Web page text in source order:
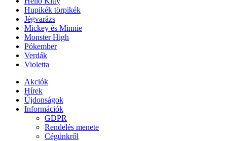
Hupikék törpikék
Jégvarázs
Mickey és Minnie
Monster High
Pókember
Verdák
Violetta
Akciók
Hírek
Újdonságok
Információk
GDPR
Rendelés menete
Cégünkről